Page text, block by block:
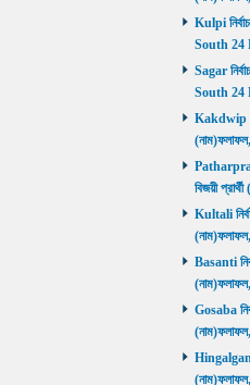
Kulpi
South 24
Sagar
South 24
Kakdwip
বিজয়ী
Kultali
Basanti
Gosaba
Hingalganj